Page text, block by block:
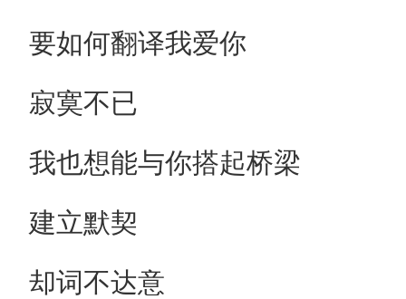
要如何翻译我爱你
寂寞不已
我也想能与你搭起桥梁
建立默契
却词不达意